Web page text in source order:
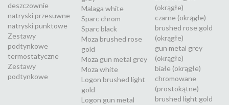
deszczownie
natryski przesuwne
natryski punktowe
Zestawy
podtynkowe
termostatyczne
Zestawy
podtynkowe
Malaga white
Sparc chrom
Sparc black
Moza brushed rose
gold
Moza gun metal grey
Moza white
Logon brushed light
gold
Logon gun metal
(okrągłe)
czarne (okrągłe)
brushed rose gold
(okrągłe)
gun metal grey
(okrągłe)
białe (okrągłe)
chromowane
(prostokątne)
brushed light gold